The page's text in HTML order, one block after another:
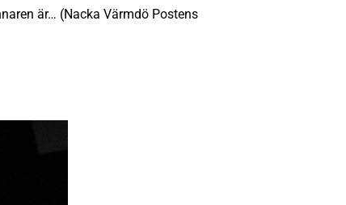
är… (Nacka Värmdö Postens